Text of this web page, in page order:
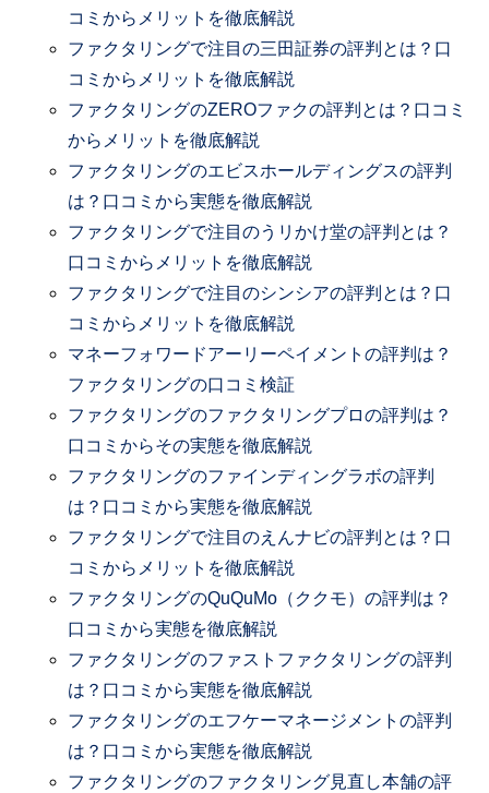
コミからメリットを徹底解説
ファクタリングで注目の三田証券の評判とは？口
コミからメリットを徹底解説
ファクタリングのZEROファクの評判とは？口コミ
からメリットを徹底解説
ファクタリングのエビスホールディングスの評判
は？口コミから実態を徹底解説
ファクタリングで注目のうリかけ堂の評判とは？
口コミからメリットを徹底解説
ファクタリングで注目のシンシアの評判とは？口
コミからメリットを徹底解説
マネーフォワードアーリーペイメントの評判は？
ファクタリングの口コミ検証
ファクタリングのファクタリングプロの評判は？
口コミからその実態を徹底解説
ファクタリングのファインディングラボの評判
は？口コミから実態を徹底解説
ファクタリングで注目のえんナビの評判とは？口
コミからメリットを徹底解説
ファクタリングのQuQuMo（ククモ）の評判は？
口コミから実態を徹底解説
ファクタリングのファストファクタリングの評判
は？口コミから実態を徹底解説
ファクタリングのエフケーマネージメントの評判
は？口コミから実態を徹底解説
ファクタリングのファクタリング見直し本舗の評